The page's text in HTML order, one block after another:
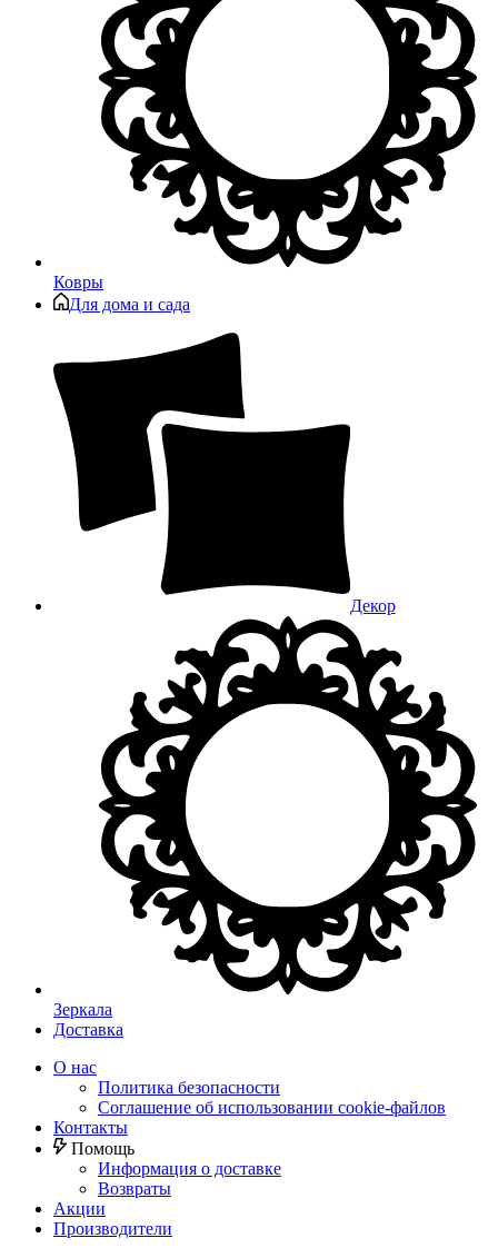
Ковры
Для дома и сада
Декор
Зеркала
Доставка
О нас
Политика безопасности
Соглашение об использовании cookie-файлов
Контакты
Помощь
Информация о доставке
Возвраты
Акции
Производители